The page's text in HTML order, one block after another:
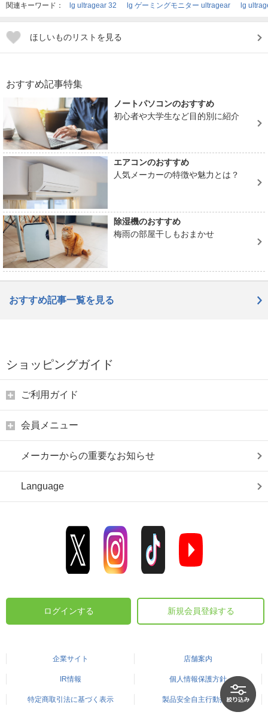
関連キーワード： lg ultragear 32 lg ゲーミングモニター ultragear lg
ほしいものリストを見る
おすすめ記事特集
ノートパソコンのおすすめ
初心者や大学生など目的別に紹介
エアコンのおすすめ
人気メーカーの特徴や魅力とは？
除湿機のおすすめ
梅雨の部屋干しもおまかせ
おすすめ記事一覧を見る
ショッピングガイド
ご利用ガイド
会員メニュー
メーカーからの重要なお知らせ
Language
ログインする 新規会員登録する
企業サイト 店舗案内
IR情報 個人情報保護方針
特定商取引法に基づく表示 製品安全自主行動指針